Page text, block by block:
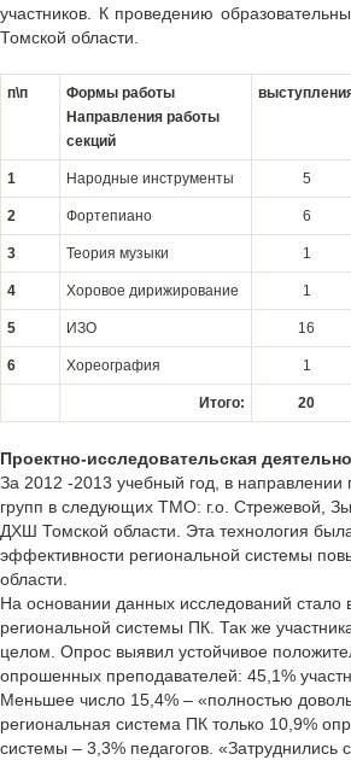
участников. К проведению
Томской области.
п\п
Формы работы
Направления работы
секций
1 Народные инструменты 5
2 Фортепиано 6
3 Теория музыки 1
4 Хоровое дирижирование 1
5 ИЗО 16
6 Хореография 1
Итого: 20
Проектно-исследовательская
За 2012 -2013 учебный год, в направлении
групп в следующих ТМО: г.о. Стрежевой,
ДХШ Томской области. Эта технология
эффективности региональной системы
области.
На основании данных исследований
региональной системы ПК. Так же
целом. Опрос выявил устойчивое
опрошенных преподавателей: 45,1%
Меньшее число 15,4% – «полностью
региональная система ПК только 10,9%
системы – 3,3% педагогов. «Затруднились